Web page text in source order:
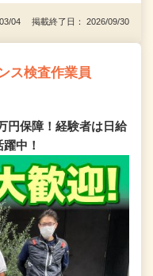
04 掲載終了日： 2026/09/30
ス検査作業員
円保障！経験者は日給
中！